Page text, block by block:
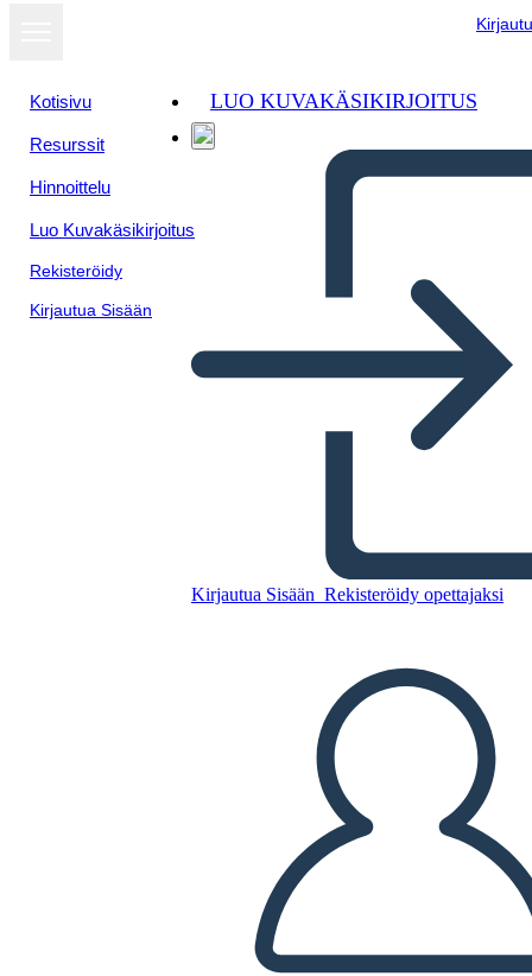
Kotisivu
Resurssit
Hinnoittelu
Luo Kuvakäsikirjoitus
Rekisteröidy
Kirjautua Sisään
LUO KUVAKÄSIKIRJOITUS
Kirjautua Sisään Rekisteröidy opettajaksi
Kopioi tämä kuvakäsikirjoitus
LUO KUVAKÄSIKIRJOITUS
TOISTA DIAESITYS
LUE MINULLE